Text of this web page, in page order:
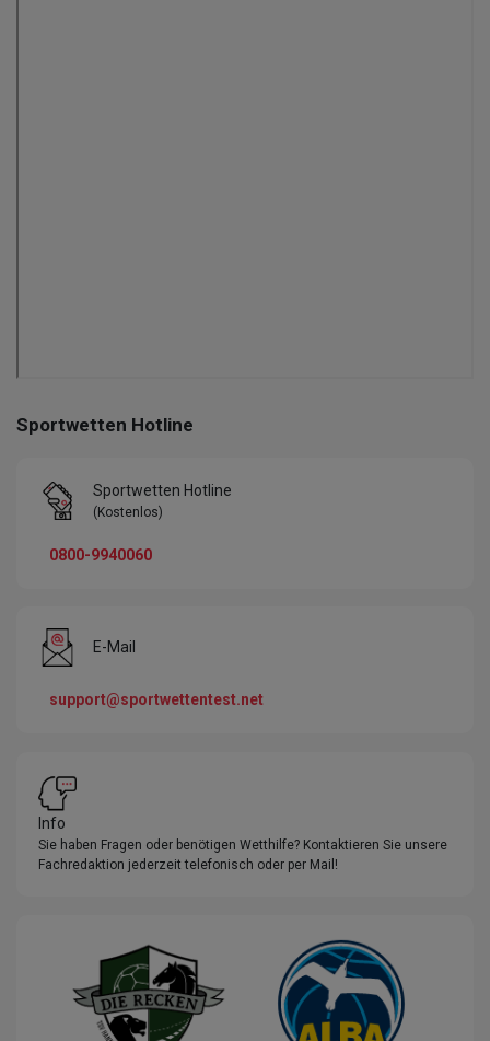
Sportwetten Hotline
Sportwetten Hotline
(Kostenlos)
0800-9940060
E-Mail
support@sportwettentest.net
Info
Sie haben Fragen oder benötigen Wetthilfe? Kontaktieren Sie unsere
Fachredaktion jederzeit telefonisch oder per Mail!